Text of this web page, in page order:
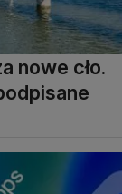
nowe cło.